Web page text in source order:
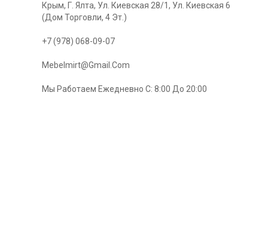
Крым, Г. Ялта, Ул. Киевская 28/1, Ул. Киевская 6
(Дом Торговли, 4 Эт.)
+7 (978) 068-09-07
Mebelmirt@gmail.com
Мы Работаем Ежедневно С: 8:00 До 20:00